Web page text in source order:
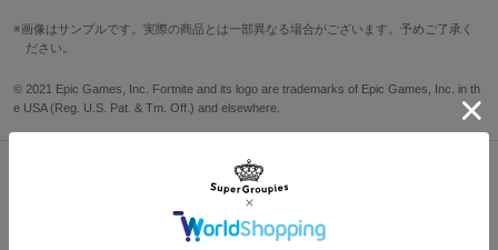
ピーリーの笑顔！
本革を使用した外装のイエローとあいまって、手に取るたび元気を
タッセルチャームの付いたファスナーを開けば、内側もピーリーの
小銭入れのフラップにはNANA NANAステッカーを型押し。
札入れ、小銭入れの内装は隙間なくびっちりとNANA NANAステッ
カーが詰まっています。ピーリーのうざかわいさが感じられる仕上
9cm
サイズガイドページはこちら
画像はサンプルです。実際の商品とは一部異なる場合がございます。予めご了承く
ださい。
© 2021 Epic Games, Inc. Fortnite and its logo are trademarks of Epic Games, Inc. in th
e USA (Reg. U.S. Pat. & Tm. Off.) and elsewhere.
Shopping Guide
お買い物で困った時はこちらをチェック